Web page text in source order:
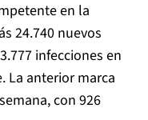
en la
24.740 nuevos
infecciones en
La anterior marca
con 926